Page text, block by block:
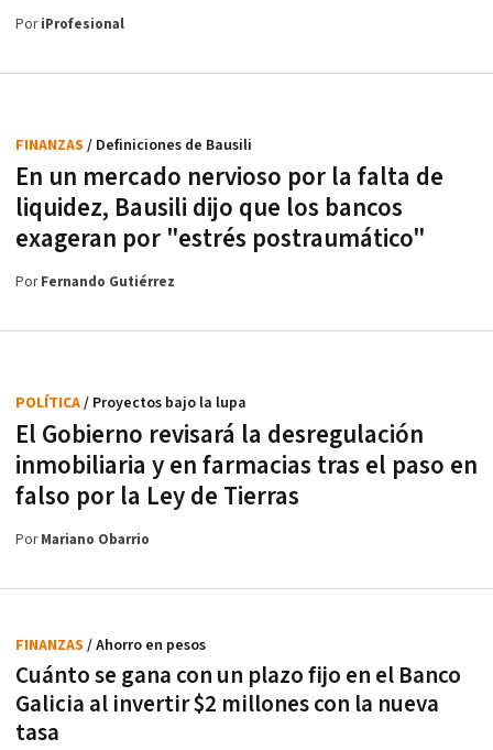
PoriProfesional
En un mercado nervioso por la falta de
liquidez, Bausili dijo que los bancos
exageran por "estrés postraumático"
FINANZAS / Definiciones de Bausili
PorFernando Gutiérrez
El Gobierno revisará la desregulación
inmobiliaria y en farmacias tras el paso en
falso por la Ley de Tierras
POLÍTICA/ Proyectos bajo la lupa
PorMariano Obarrio
Cuánto se gana con un plazo fijo en el Banco
Galicia al invertir $2 millones con la nueva
tasa
FINANZAS / Ahorro en pesos